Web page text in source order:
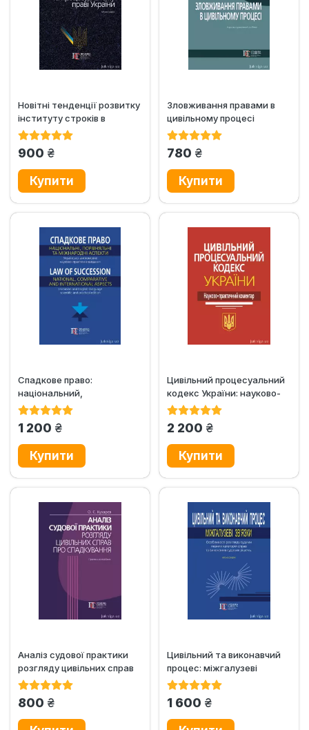
Новітні тенденції розвитку
інституту строків в
матеріальному та...
900 грн.
Зловживання правами в
цивільному процесі
780 грн.
Спадкове право:
національний,
порівняльний та
1 200 грн.
Цивільний процесуальний
кодекс України: науково-
практичний коментар
2 200 грн.
Аналіз судової практики
розгляду цивільних справ
про спадкування....
800 грн.
Цивільний та виконавчий
процес: міжгалузеві
зв’язки. Особливості...
1 600 грн.